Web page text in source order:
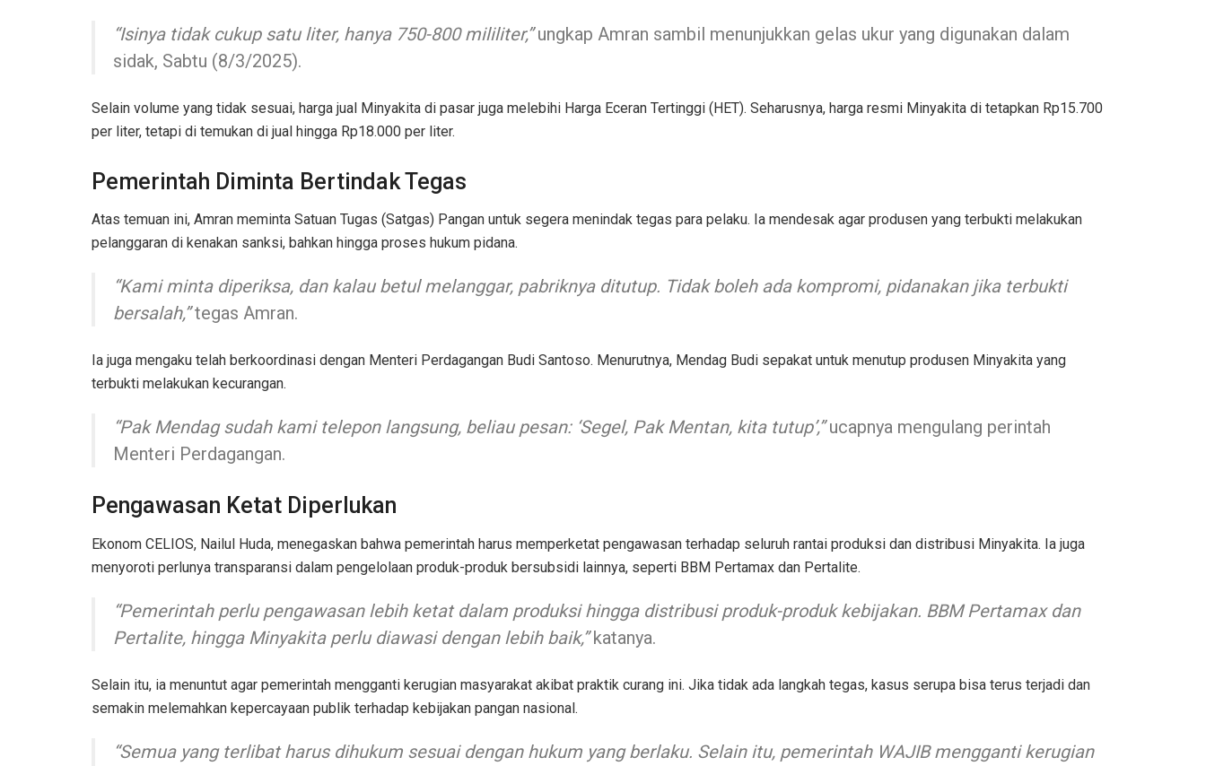
“Isinya tidak cukup satu liter, hanya 750-800 mililiter,”ungkap Amran sambil menunjukkan gelas ukur yang digunakan dalam
sidak, Sabtu (8/3/2025).
Selain volume yang tidak sesuai, harga jual Minyakita di pasar juga melebihi Harga Eceran Tertinggi (HET). Seharusnya, harga resmi Minyakita di tetapkan Rp15.700
per liter, tetapi di temukan di jual hingga Rp18.000 per liter.
Pemerintah Diminta Bertindak Tegas
Atas temuan ini, Amran meminta Satuan Tugas (Satgas) Pangan untuk segera menindak tegas para pelaku. Ia mendesak agar produsen yang terbukti melakukan
pelanggaran di kenakan sanksi, bahkan hingga proses hukum pidana.
“Kami minta diperiksa, dan kalau betul melanggar, pabriknya ditutup. Tidak boleh ada kompromi, pidanakan jika terbukti
bersalah,”tegas Amran.
Ia juga mengaku telah berkoordinasi dengan Menteri Perdagangan Budi Santoso. Menurutnya, Mendag Budi sepakat untuk menutup produsen Minyakita yang
terbukti melakukan kecurangan.
“Pak Mendag sudah kami telepon langsung, beliau pesan: ‘Segel, Pak Mentan, kita tutup’,”ucapnya mengulang perintah
Menteri Perdagangan.
Pengawasan Ketat Diperlukan
Ekonom CELIOS, Nailul Huda, menegaskan bahwa pemerintah harus memperketat pengawasan terhadap seluruh rantai produksi dan distribusi Minyakita. Ia juga
menyoroti perlunya transparansi dalam pengelolaan produk-produk bersubsidi lainnya, seperti BBM Pertamax dan Pertalite.
“Pemerintah perlu pengawasan lebih ketat dalam produksi hingga distribusi produk-produk kebijakan. BBM Pertamax dan
Pertalite, hingga Minyakita perlu diawasi dengan lebih baik,”katanya.
Selain itu, ia menuntut agar pemerintah mengganti kerugian masyarakat akibat praktik curang ini. Jika tidak ada langkah tegas, kasus serupa bisa terus terjadi dan
semakin melemahkan kepercayaan publik terhadap kebijakan pangan nasional.
“Semua yang terlibat harus dihukum sesuai dengan hukum yang berlaku. Selain itu, pemerintah WAJIB mengganti kerugian